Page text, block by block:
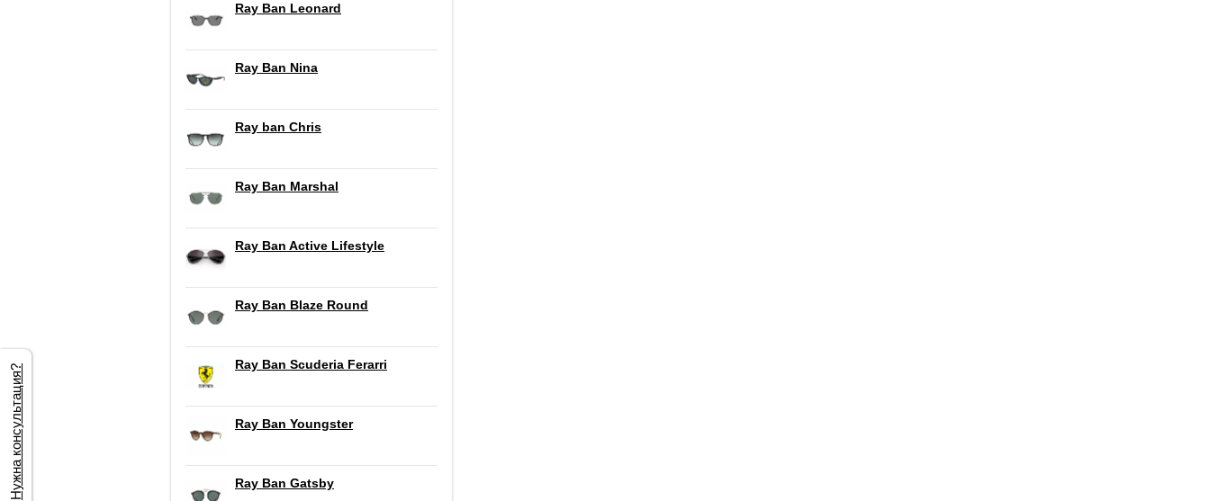
Ray Ban Leonard
Ray Ban Nina
Ray ban Chris
Ray Ban Marshal
Ray Ban Active Lifestyle
Ray Ban Blaze Round
Ray Ban Scuderia Ferarri
Ray Ban Youngster
Ray Ban Gatsby
Нужна консультация?